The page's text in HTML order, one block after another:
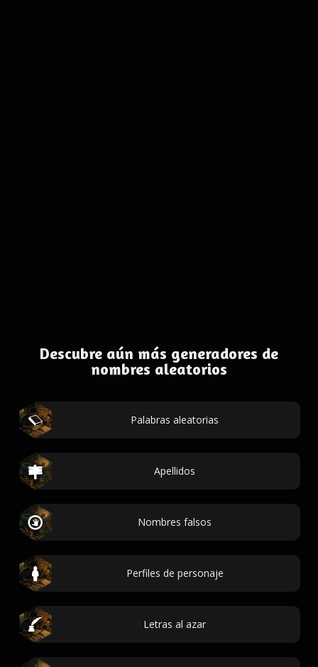
Descubre aún más generadores de
nombres aleatorios
Palabras aleatorias
Apellidos
Nombres falsos
Perfiles de personaje
Letras al azar